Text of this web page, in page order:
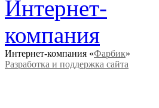
Интернет-компания «Фарбик»
Разработка и поддержка сайта